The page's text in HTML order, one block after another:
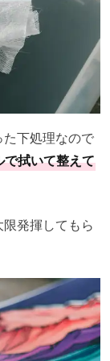
下処理なので
で拭いて整えて
発揮してもら